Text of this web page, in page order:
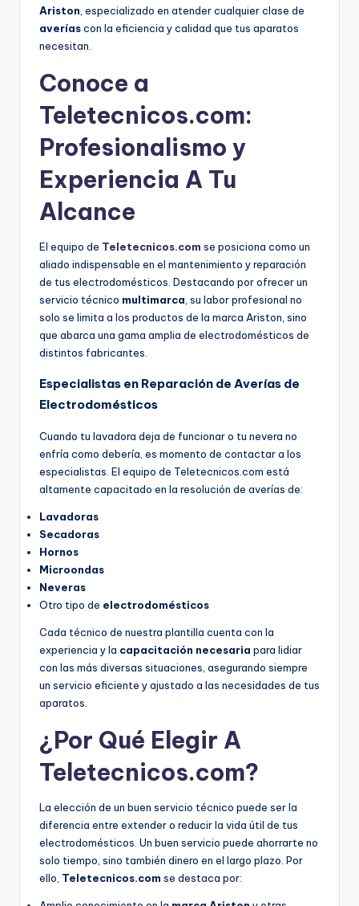
Ariston , especializado en atender cualquier clase de
averíascon la eficiencia y calidad que tus aparatos
necesitan.
Conoce a
Teletecnicos.com:
Profesionalismo y
Experiencia A Tu
Alcance
El equipo de Teletecnicos.com se posiciona como un
aliado indispensable en el mantenimiento y reparación
de tus electrodomésticos. Destacando por ofrecer un
servicio técnico multimarca , su labor profesional no
solo se limita a los productos de la marca Ariston, sino
que abarca una gama amplia de electrodomésticos de
distintos fabricantes.
Especialistas en Reparación de Averías de
Electrodomésticos
Cuando tu lavadora deja de funcionar o tu nevera no
enfría como debería, es momento de contactar a los
especialistas. El equipo de Teletecnicos.com está
altamente capacitado en la resolución de averías de:
Lavadoras
Secadoras
Hornos
Microondas
Neveras
Otro tipo de electrodomésticos
Cada técnico de nuestra plantilla cuenta con la
experiencia y la capacitación necesaria para lidiar
con las más diversas situaciones, asegurando siempre
un servicio eficiente y ajustado a las necesidades de tus
aparatos.
¿Por Qué Elegir A
Teletecnicos.com?
La elección de un buen servicio técnico puede ser la
diferencia entre extender o reducir la vida útil de tus
electrodomésticos. Un buen servicio puede ahorrarte no
solo tiempo, sino también dinero en el largo plazo. Por
ello, Teletecnicos.com se destaca por: